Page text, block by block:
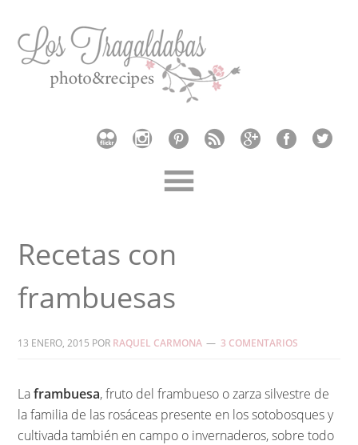
Recetas con
frambuesas
13 ENERO, 2015 POR RAQUEL CARMONA 3 COMENTARIOS
Laframbuesa, fruto del frambueso o zarza silvestre de
la familia de las rosáceas presente en los sotobosques y
cultivada también en campo o invernaderos, sobre todo